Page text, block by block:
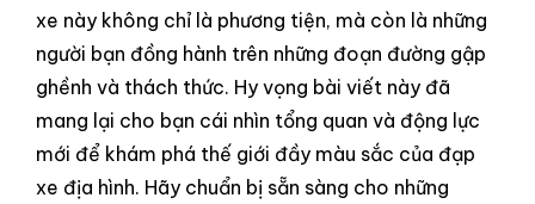
xe này không chỉ là phương tiện, mà còn là những
người bạn đồng hành trên những đoạn đường gập
ghềnh và thách thức. Hy vọng bài viết này đã
mang lại cho bạn cái nhìn tổng quan và động lực
mới để khám phá thế giới đầy màu sắc của đạp
xe địa hình. Hãy chuẩn bị sẵn sàng cho những